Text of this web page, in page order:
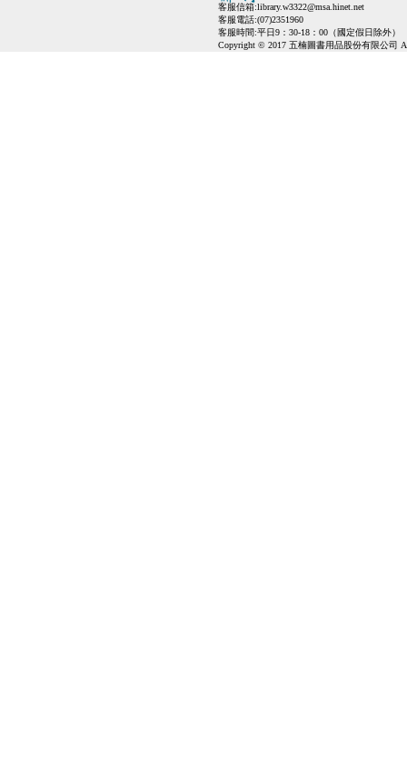
客服信箱:library.w3322@msa.hinet.net
客服電話:(07)2351960
客服時間:平日9：30-18：00（國定假日除外）
Copyright © 2017 五楠圖書用品股份有限公司